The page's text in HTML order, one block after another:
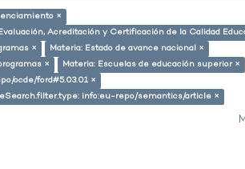
×
Acreditación y Certificación de la Calidad
×
Materia: Estado de avance nacional ×
×
Materia: Escuelas de educación superior ×
ocde/ford#5.03.01 ×
info:eu-repo/semantics/article ×